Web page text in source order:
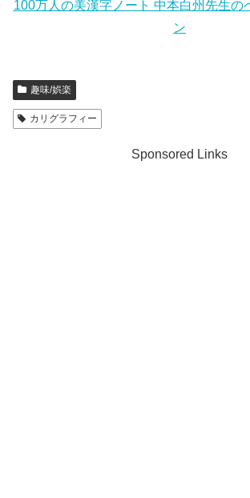
100万人の美漢字ノート 中本白州先生の
ン
趣味/娯楽
カリグラフィー
Sponsored Links